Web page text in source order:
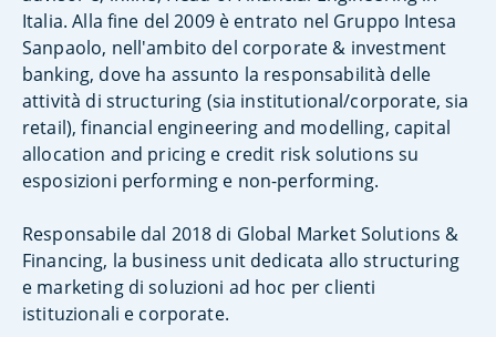
Italia. Alla fine del 2009 è entrato nel Gruppo Intesa
Sanpaolo, nell'ambito del corporate & investment
banking, dove ha assunto la responsabilità delle
attività di structuring (sia institutional/corporate, sia
retail), financial engineering and modelling, capital
allocation and pricing e credit risk solutions su
esposizioni performing e non-performing.
Responsabile dal 2018 di Global Market Solutions &
Financing, la business unit dedicata allo structuring
e marketing di soluzioni ad hoc per clienti
istituzionali e corporate.